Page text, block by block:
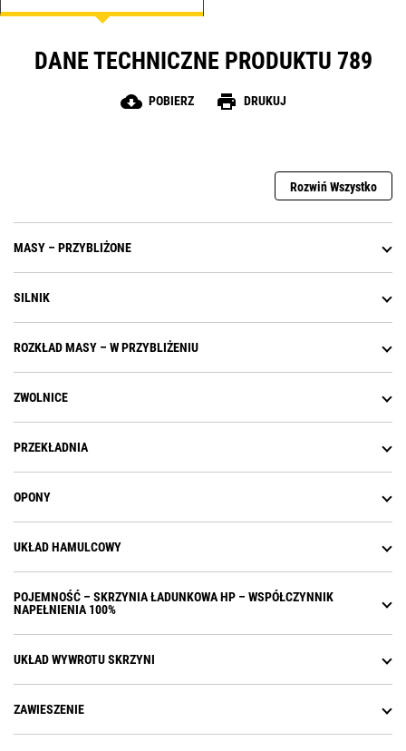
czteropunktowego pasa bezpieczeństwa, zapewnia
możliwość pochylenia i wydłużenia podparcia ud,
lędźwiowe oraz ogrzewane i chłodzone poduszki.
DANE TECHNICZNE PRODUKTU 789
cloud_download POBIERZ print DRUKUJ
Rozwiń Wszystko
MASY – PRZYBLIŻONE
SILNIK
ROZKŁAD MASY – W PRZYBLIŻENIU
ZWOLNICE
PRZEKŁADNIA
OPONY
UKŁAD HAMULCOWY
POJEMNOŚĆ – SKRZYNIA ŁADUNKOWA HP – WSPÓŁCZYNNIK
NAPEŁNIENIA 100%
UKŁAD WYWROTU SKRZYNI
ZAWIESZENIE